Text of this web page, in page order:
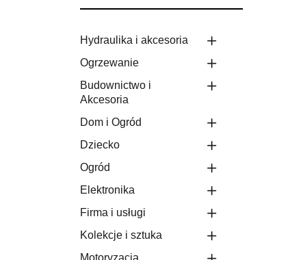
Hydraulika i akcesoria
Ogrzewanie
Budownictwo i
Akcesoria
Dom i Ogród
Dziecko
Ogród
Elektronika
Firma i usługi
Kolekcje i sztuka
Motoryzacja